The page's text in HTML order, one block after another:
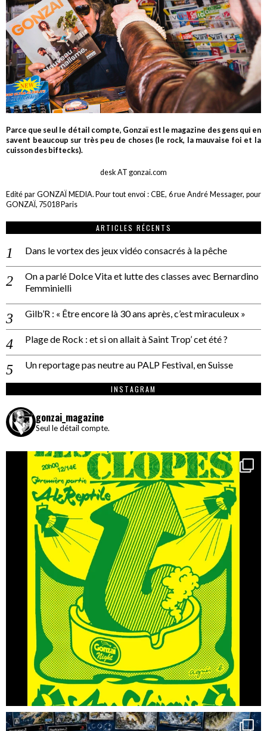
Parce que seul le détail compte, Gonzaï est le magazine des gens qui en
savent beaucoup sur très peu de choses (le rock, la mauvaise foi et la
cuisson des biftecks).
desk AT gonzai.com
Edité par GONZAÏ MEDIA. Pour tout envoi : CBE, 6 rue André Messager, pour
GONZAÏ, 75018 Paris
ARTICLES RÉCENTS
Dans le vortex des jeux vidéo consacrés à la pêche
On a parlé Dolce Vita et lutte des classes avec Bernardino
Femminielli
Gilb’R : « Être encore là 30 ans après, c’est miraculeux »
Plage de Rock : et si on allait à Saint Trop’ cet été ?
Un reportage pas neutre au PALP Festival, en Suisse
INSTAGRAM
gonzai_magazine
Seul le détail compte.